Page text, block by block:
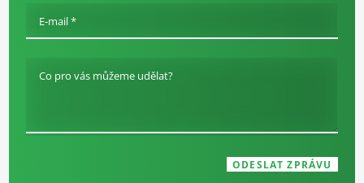
E-mail *
Co pro vás můžeme udělat?